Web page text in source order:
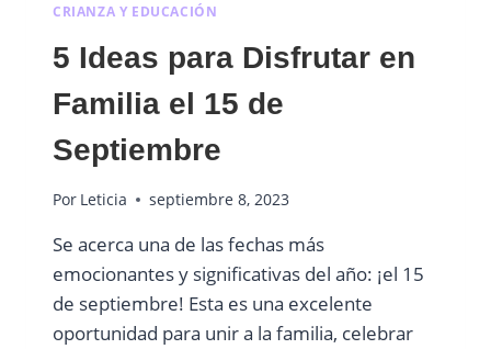
CRIANZA Y EDUCACIÓN
5 Ideas para Disfrutar en
Familia el 15 de
Septiembre
Por Leticia septiembre 8, 2023
Se acerca una de las fechas más
emocionantes y significativas del año: ¡el 15
de septiembre! Esta es una excelente
oportunidad para unir a la familia, celebrar